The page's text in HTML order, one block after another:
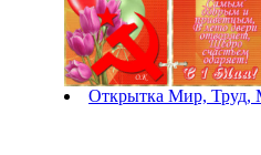
Открытка Мир, Труд,